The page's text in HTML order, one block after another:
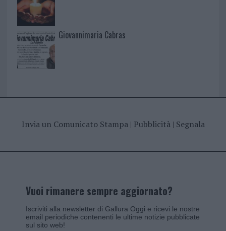
Giovannimaria Cabras
Invia un Comunicato Stampa| Pubblicità| Segnala
Vuoi rimanere sempre aggiornato?
Iscriviti alla newsletter di Gallura Oggi e ricevi le nostre
email periodiche contenenti le ultime notizie pubblicate
sul sito web!